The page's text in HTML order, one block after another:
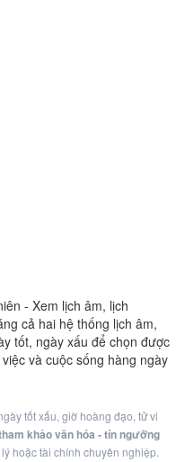
- Xem lịch âm, lịch
cả hai hệ thống lịch âm,
tốt, ngày xấu để chọn được
và cuộc sống hàng ngày
tốt xấu, giờ hoàng đạo, tử vi
khảo văn hóa - tín ngưỡng
hoặc tài chính chuyên nghiệp.